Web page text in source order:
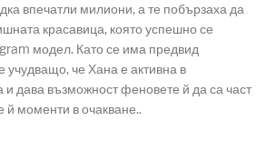
впечатли милиони, а те побързаха да
красавица, която успешно се
модел. Като се има предвид
учудващо, че Хана е активна в
дава възможност феновете й да са част
й моменти в очакване..